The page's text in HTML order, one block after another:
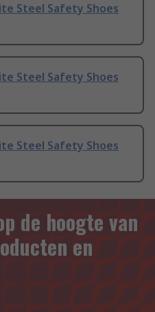
Steel Safety Shoes
Steel Safety Shoes
Steel Safety Shoes
de hoogte van
en